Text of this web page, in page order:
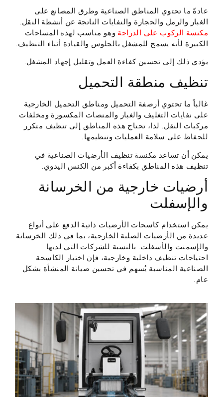
عادةً ما تحتوي المناطق الصناعية وطرق المصانع على
الغبار والرمل والحجارة والنفايات الناتجة عن أنشطة النقل.
مكنسة الركوب على الدراجة وهو مناسب لهذه المساحات
الكبيرة لأنه يسمح للمشغل بالجلوس والقيادة أثناء التنظيف.
يؤدي ذلك إلى تحسين كفاءة العمل وتقليل إجهاد المشغل.
تنظيف منطقة التحميل
غالباً ما تحتوي أرصفة التحميل ومناطق التحميل الخارجية
على نفايات التغليف والغبار والمنصات المكسورة ومخلفات
مركبات النقل. لذا، تحتاج هذه المناطق إلى تنظيف متكرر
للحفاظ على سلامة العمليات وتنظيمها.
يمكن أن تساعد مكنسة تنظيف الأرضيات الصناعية في
تنظيف هذه المناطق بكفاءة أكبر من الكنس اليدوي.
أرضيات خارجية من الخرسانة
والإسفلت
يمكن استخدام كاسحات الأرضيات ذاتية الدفع على أنواع
عديدة من الأرضيات الصلبة الخارجية، بما في ذلك الخرسانة
والإسمنت والأسفلت. بالنسبة للشركات التي لديها
احتياجات تنظيف داخلية وخارجية، فإن اختيار الكاسحة
الصناعية المناسبة يُسهم في تحسين صيانة المنشأة بشكل
عام.